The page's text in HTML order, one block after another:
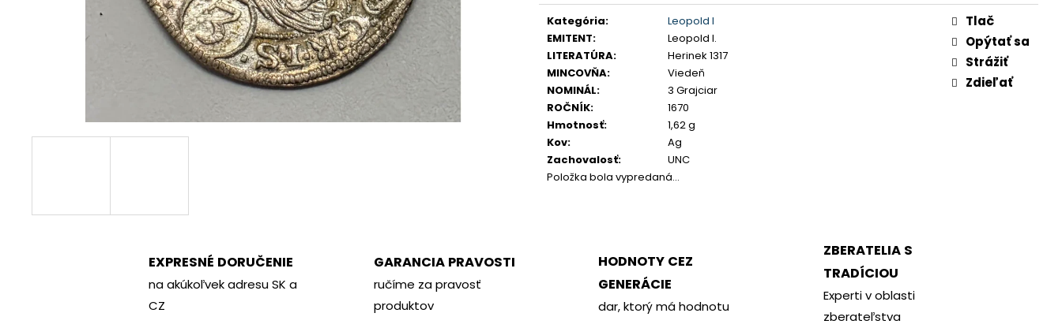
Jednotková
cena:
Kategória:
Leopold I
EMITENT:
Leopold I.
LITERATÚRA:
Herinek 1317
MINCOVŇA:
Viedeň
NOMINÁL:
3 Grajciar
ROČNÍK:
1670
Hmotnosť:
1,62 g
Kov:
Ag
Zachovalosť:
UNC
Položka bola vypredaná…
Tlač
Opýtať sa
Strážiť
Zdieľať
EXPRESNÉ DORUČENIE
na akúkoľvek adresu SK a
CZ
GARANCIA PRAVOSTI
ručíme za pravosť
produktov
HODNOTY CEZ
GENERÁCIE
dar, ktorý má hodnotu
ZBERATELIA S
TRADÍCIOU
Experti v oblasti
zberateľstva
€70
€350